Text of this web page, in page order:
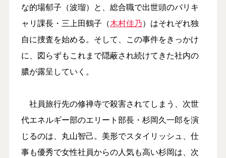
な的場郁子（波瑠）と、総合職で出世頭のバリキ
ャリ課長・三上田鶴子（木村佳乃）はそれぞれ独
自に捜査を始める。そして、この事件をきっかけ
に、図らずもこれまで隠蔽され続けてきた社内の
膿が露呈していく。
社員旅行先の修禅寺で殺害されてしまう、次世
代エネルギー部のエリート部長・杉岡久一郎を演
じるのは、丸山智己。美形でスタイリッシュ、仕
事も優秀で女性社員からの人気も高い杉岡は、次